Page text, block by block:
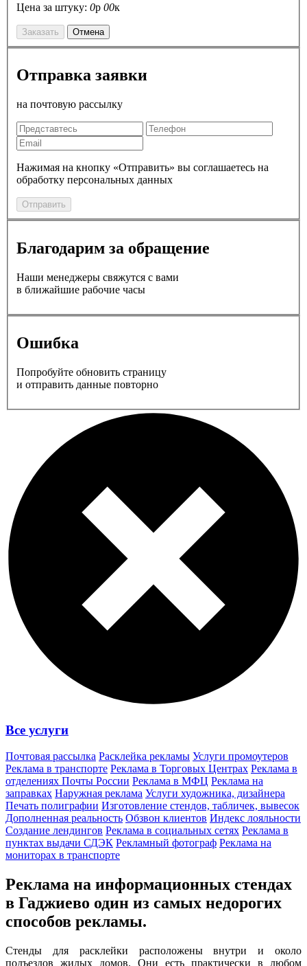
Цена за штуку: 0р 00к
Заказать Отмена
Отправка заявки
на почтовую рассылку
Нажимая на кнопку «Отправить» вы соглашаетесь на
обработку персональных данных
Отправить
Благодарим за обращение
Наши менеджеры свяжутся с вами
в ближайшие рабочие часы
Ошибка
Попробуйте обновить страницу
и отправить данные повторно
Все услуги
Почтовая рассылка Расклейка рекламы Услуги промоутеров
Реклама в транспорте Реклама в Торговых Центрах Реклама в
отделениях Почты России Реклама в МФЦ Реклама на
заправках Наружная реклама Услуги художника, дизайнера
Печать полиграфии Изготовление стендов, табличек, вывесок
Дополненная реальность Обзвон клиентов Индекс лояльности
Создание лендингов Реклама в социальных сетях Реклама в
пунктах выдачи СДЭК Рекламный фотограф Реклама на
мониторах в транспорте
Реклама на информационных стендах
в Гаджиево один из самых недорогих
способов рекламы.
Стенды для расклейки расположены внутри и около
подъездов жилых домов. Они есть практически в любом